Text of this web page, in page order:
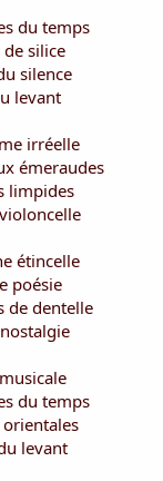
du temps
silice
silence
levant
irréelle
émeraudes
limpides
étincelle
poésie
de dentelle
du temps
levant